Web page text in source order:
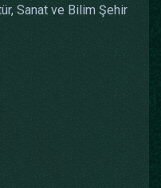
Sanat ve Bilim Şehir